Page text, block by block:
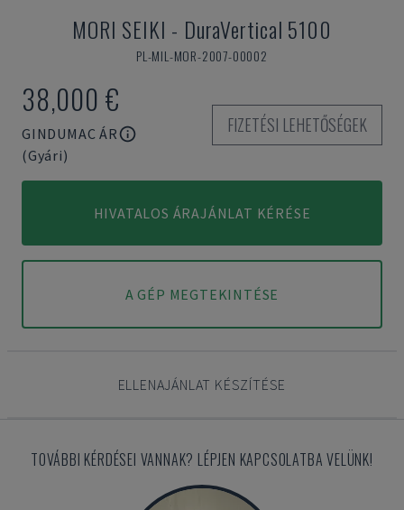
MORI SEIKI - DuraVertical 5100
PL-MIL-MOR-2007-00002
38,000 €
GINDUMAC ÁR
(Gyári)
FIZETÉSI LEHETŐSÉGEK
HIVATALOS ÁRAJÁNLAT KÉRÉSE
A GÉP MEGTEKINTÉSE
ELLENAJÁNLAT KÉSZÍTÉSE
TOVÁBBI KÉRDÉSEI VANNAK? LÉPJEN KAPCSOLATBA VELÜNK!